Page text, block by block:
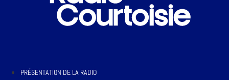
PRÉSENTATION DE LA RADIO